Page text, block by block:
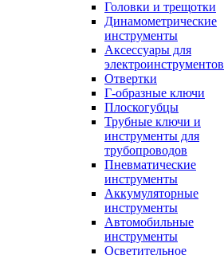
Головки и трещотки
Динамометрические
инструменты
Аксессуары для
электроинструментов
Отвертки
Г-образные ключи
Плоскогубцы
Трубные ключи и
инструменты для
трубопроводов
Пневматические
инструменты
Аккумуляторные
инструменты
Автомобильные
инструменты
Осветительное